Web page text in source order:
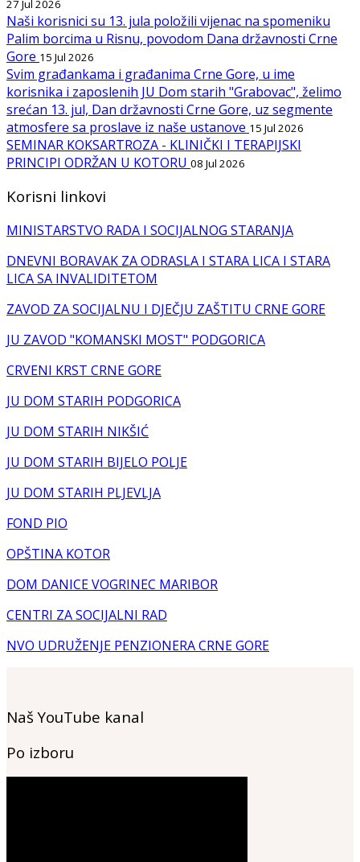
27 Jul 2026
Naši korisnici su 13. jula položili vijenac na spomeniku
Palim borcima u Risnu, povodom Dana državnosti Crne
Gore 15 Jul 2026
Svim građankama i građanima Crne Gore, u ime
korisnika i zaposlenih JU Dom starih "Grabovac", želimo
srećan 13. jul, Dan državnosti Crne Gore, uz segmente
atmosfere sa proslave iz naše ustanove 15 Jul 2026
SEMINAR KOKSARTROZA - KLINIČKI I TERAPIJSKI
PRINCIPI ODRŽAN U KOTORU 08 Jul 2026
Korisni linkovi
MINISTARSTVO RADA I SOCIJALNOG STARANJA
DNEVNI BORAVAK ZA ODRASLA I STARA LICA I STARA
LICA SA INVALIDITETOM
ZAVOD ZA SOCIJALNU I DJEČJU ZAŠTITU CRNE GORE
JU ZAVOD "KOMANSKI MOST" PODGORICA
CRVENI KRST CRNE GORE
JU DOM STARIH PODGORICA
JU DOM STARIH NIKŠIĆ
JU DOM STARIH BIJELO POLJE
JU DOM STARIH PLJEVLJA
FOND PIO
OPŠTINA KOTOR
DOM DANICE VOGRINEC MARIBOR
CENTRI ZA SOCIJALNI RAD
NVO UDRUŽENJE PENZIONERA CRNE GORE
Naš YouTube kanal
Po izboru